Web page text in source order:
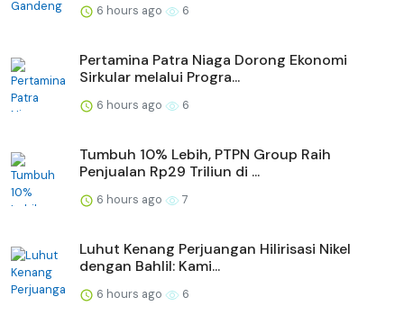
6 hours ago 6
Pertamina Patra Niaga Dorong Ekonomi
Sirkular melalui Progra...
6 hours ago 6
Tumbuh 10% Lebih, PTPN Group Raih
Penjualan Rp29 Triliun di ...
6 hours ago 7
Luhut Kenang Perjuangan Hilirisasi Nikel
dengan Bahlil: Kami...
6 hours ago 6